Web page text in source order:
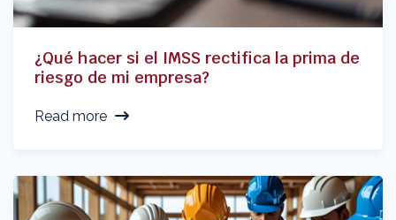
¿Qué hacer si el IMSS rectifica la prima de
riesgo de mi empresa?
Read more